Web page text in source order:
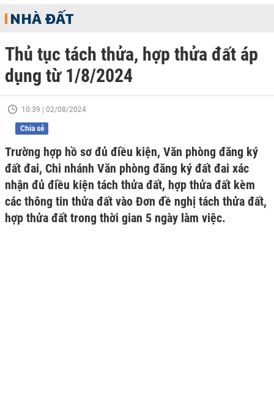
NHÀ ĐẤT
Thủ tục tách thửa, hợp thửa đất áp
dụng từ 1/8/2024
10:39 | 02/08/2024
Chia sẻ
Trường hợp hồ sơ đủ điều kiện, Văn phòng đăng ký
đất đai, Chi nhánh Văn phòng đăng ký đất đai xác
nhận đủ điều kiện tách thửa đất, hợp thửa đất kèm
các thông tin thửa đất vào Đơn đề nghị tách thửa đất,
hợp thửa đất trong thời gian 5 ngày làm việc.